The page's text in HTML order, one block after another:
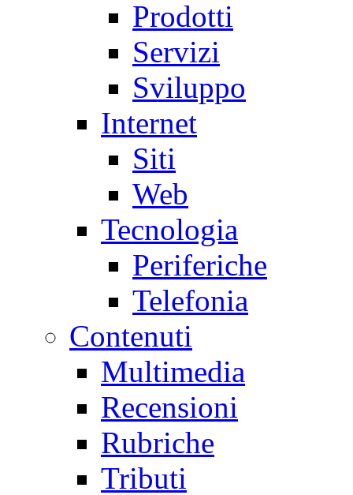
Prodotti
Servizi
Sviluppo
Internet
Siti
Web
Tecnologia
Periferiche
Telefonia
Contenuti
Multimedia
Recensioni
Rubriche
Tributi